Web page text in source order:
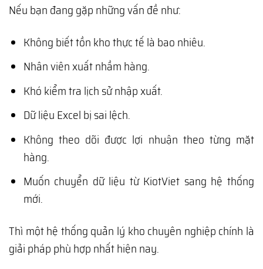
Nếu bạn đang gặp những vấn đề như:
Không biết tồn kho thực tế là bao nhiêu.
Nhân viên xuất nhầm hàng.
Khó kiểm tra lịch sử nhập xuất.
Dữ liệu Excel bị sai lệch.
Không theo dõi được lợi nhuận theo từng mặt
hàng.
Muốn chuyển dữ liệu từ KiotViet sang hệ thống
mới.
Thì một hệ thống quản lý kho chuyên nghiệp chính là
giải pháp phù hợp nhất hiện nay.